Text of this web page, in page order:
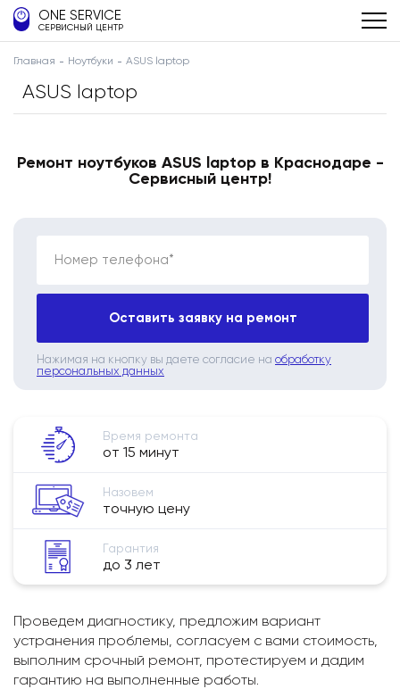
ONE SERVICE
СЕРВИСНЫЙ ЦЕНТР
Главная Ноутбуки ASUS laptop
ASUS laptop
Ремонт ноутбуков ASUS laptop в Краснодаре -
Сервисный центр!
Номер телефона*
Оставить заявку на ремонт
Нажимая на кнопку вы даете согласие на обработку
персональных данных
Время ремонта
от 15 минут
Назовем
точную цену
Гарантия
до 3 лет
Проведем диагностику, предложим вариант
устранения проблемы, согласуем с вами стоимость,
выполним срочный ремонт, протестируем и дадим
гарантию на выполненные работы.